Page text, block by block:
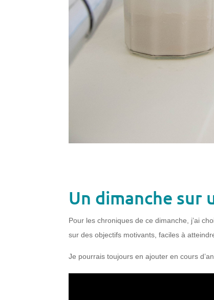
Un dimanche sur
Pour les chroniques de ce dimanche, j’ai
sur des objectifs motivants, faciles à
Je pourrais toujours en ajouter en cours